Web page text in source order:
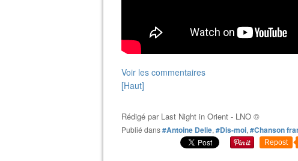
Voir les commentaires
[Haut]
Rédigé par Last Night in Orient - LNO ©
Publié dans#Antoine Delie, #Dis-moi, #Chanson
Repost